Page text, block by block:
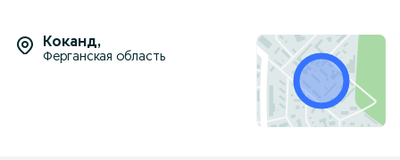
Коканд,
Ферганская область